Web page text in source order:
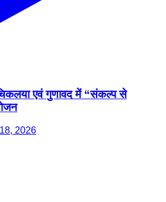
एवं गुणावद में “संकल्प से
2026